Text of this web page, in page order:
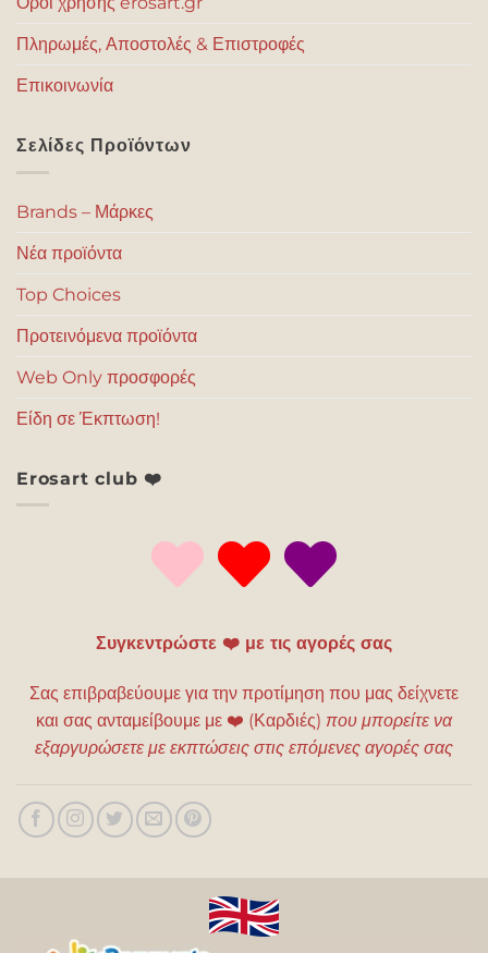
Πληρωμές, Αποστολές & Επιστροφές
Επικοινωνία
Σελίδες Προϊόντων
Brands – Μάρκες
Νέα προϊόντα
Top Choices
Προτεινόμενα προϊόντα
Web Only προσφορές
Είδη σε Έκπτωση!
Erosart club ❤️
Συγκεντρώστε ❤️ με τις αγορές σας
Σας επιβραβεύουμε για την προτίμηση που μας δείχνετε
και σας ανταμείβουμε με ❤️ (Καρδιές) που μπορείτε να
εξαργυρώσετε με εκπτώσεις στις επόμενες αγορές σας